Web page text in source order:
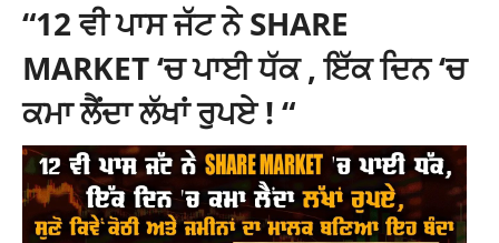
“12 ਵੀ ਪਾਸ ਜੱਟ ਨੇ SHARE
MARKET ‘ਚ ਪਾਈ ਧੱਕ , ਇੱਕ ਦਿਨ ‘ਚ
ਕਮਾ ਲੈਂਦਾ ਲੱਖਾਂ ਰੁਪਏ ! “